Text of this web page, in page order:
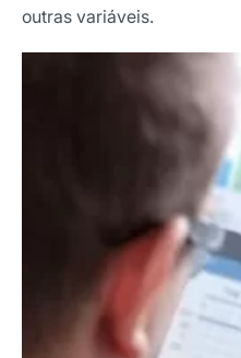
outras variáveis.